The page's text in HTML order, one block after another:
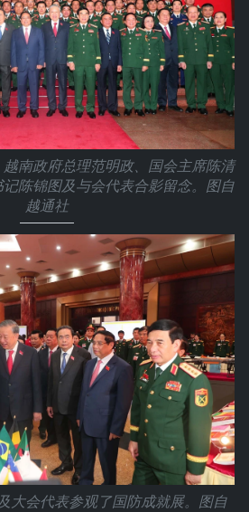
南政府总理范明政、国会主席陈清
陈锦图及与会代表合影留念。图自
越通社
大会代表参观了国防成就展。图自